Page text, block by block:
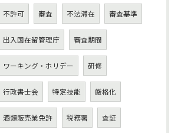
不許可 審査 不法滞在 審査基準
出入国在留管理庁 審査期間
ワーキング・ホリデー 研修
行政書士会 特定技能 厳格化
酒類販売業免許 税務署 査証